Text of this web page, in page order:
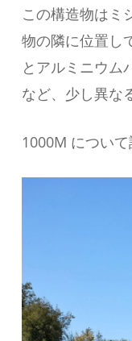
この構造物はミ
物の隣に位置し
とアルミニウム
など、少し異な
1000M について